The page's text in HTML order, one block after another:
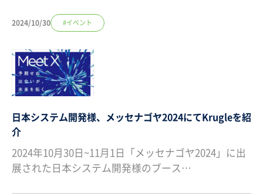
2024/10/30 #イベント
日本システム開発様、メッセナゴヤ2024にてKrugleを紹
介
2024年10月30日~11月1日「メッセナゴヤ2024」に出
展された日本システム開発様のブース…